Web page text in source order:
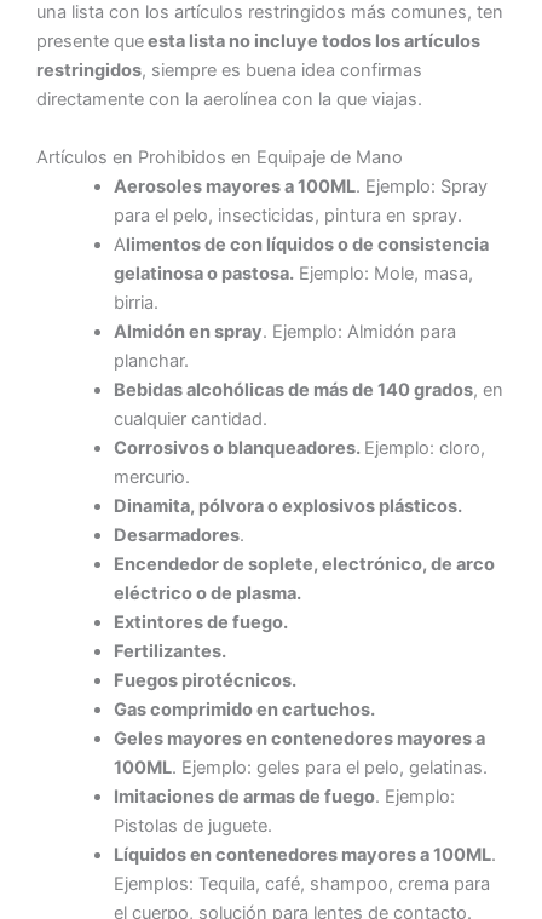
una lista con los artículos restringidos más comunes, ten
presente queesta lista no incluye todos los artículos
restringidos, siempre es buena idea confirmas
directamente con la aerolínea con la que viajas.
Artículos en Prohibidos en Equipaje de Mano
Aerosoles mayores a 100ML. Ejemplo: Spray
para el pelo, insecticidas, pintura en spray.
Alimentos de con líquidos o de consistencia
gelatinosa o pastosa.Ejemplo: Mole, masa,
birria.
Almidón en spray. Ejemplo: Almidón para
planchar.
Bebidas alcohólicas de más de 140 grados, en
cualquier cantidad.
Corrosivos o blanqueadores. Ejemplo: cloro,
mercurio.
Dinamita, pólvora o explosivos plásticos.
Desarmadores.
Encendedor de soplete, electrónico, de arco
eléctrico o de plasma.
Extintores de fuego.
Fertilizantes.
Fuegos pirotécnicos.
Gas comprimido en cartuchos.
Geles mayores en contenedores mayores a
100ML. Ejemplo: geles para el pelo, gelatinas.
Imitaciones de armas de fuego. Ejemplo:
Pistolas de juguete.
Líquidos en contenedores mayores a 100ML.
Ejemplos: Tequila, café, shampoo, crema para
el cuerpo, solución para lentes de contacto.